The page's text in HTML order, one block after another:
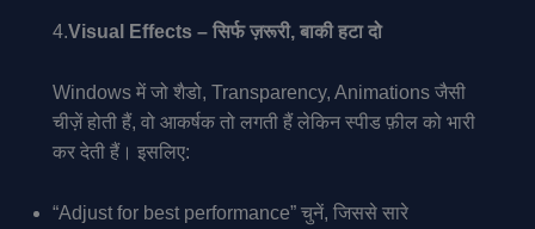
4.Visual Effects – सिर्फ ज़रूरी, बाकी हटा दो
Windows में जो शैडो, Transparency, Animations जैसी
चीज़ें होती हैं, वो आकर्षक तो लगती हैं लेकिन स्पीड फ़ील को भारी
कर देती हैं। इसलिए:
“Adjust for best performance” चुनें, जिससे सारे